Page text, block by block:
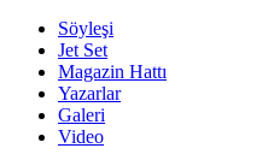
Söyleşi
Jet Set
Magazin Hattı
Yazarlar
Galeri
Video